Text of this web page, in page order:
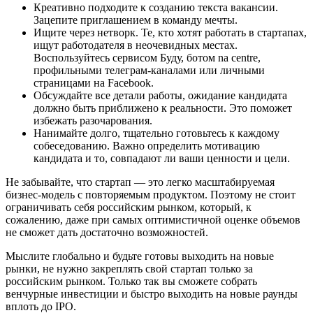
Креативно подходите к созданию текста вакансии.
Зацепите приглашением в команду мечты.
Ищите через нетворк. Те, кто хотят работать в стартапах,
ищут работодателя в неочевидных местах.
Воспользуйтесь сервисом Буду, ботом na centre,
профильными телеграм-каналами или личными
страницами на Facebook.
Обсуждайте все детали работы, ожидание кандидата
должно быть приближено к реальности. Это поможет
избежать разочарования.
Нанимайте долго, тщательно готовьтесь к каждому
собеседованию. Важно определить мотивацию
кандидата и то, совпадают ли ваши ценности и цели.
Не забывайте, что стартап — это легко масштабируемая
бизнес-модель с повторяемым продуктом. Поэтому не стоит
ограничивать себя российским рынком, который, к
сожалению, даже при самых оптимистичной оценке объемов
не сможет дать достаточно возможностей.
Мыслите глобально и будьте готовы выходить на новые
рынки, не нужно закреплять свой стартап только за
российским рынком. Только так вы сможете собрать
венчурные инвестиции и быстро выходить на новые раунды
вплоть до IPO.